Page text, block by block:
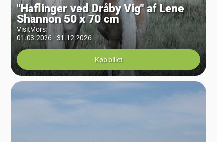
"Haflinger ved Dråby Vig" af Lene
Shannon 50 x 70 cm
VisitMors:
01.03.2026 - 31.12.2026
Køb billet